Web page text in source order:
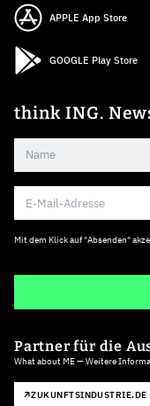
APPLE App Store
GOOGLE Play Store
think ING.
Mit dem Klick auf "Absenden"
Partner für die
What about ME — Weitere
ZUKUNFTSINDUSTRIE.DE